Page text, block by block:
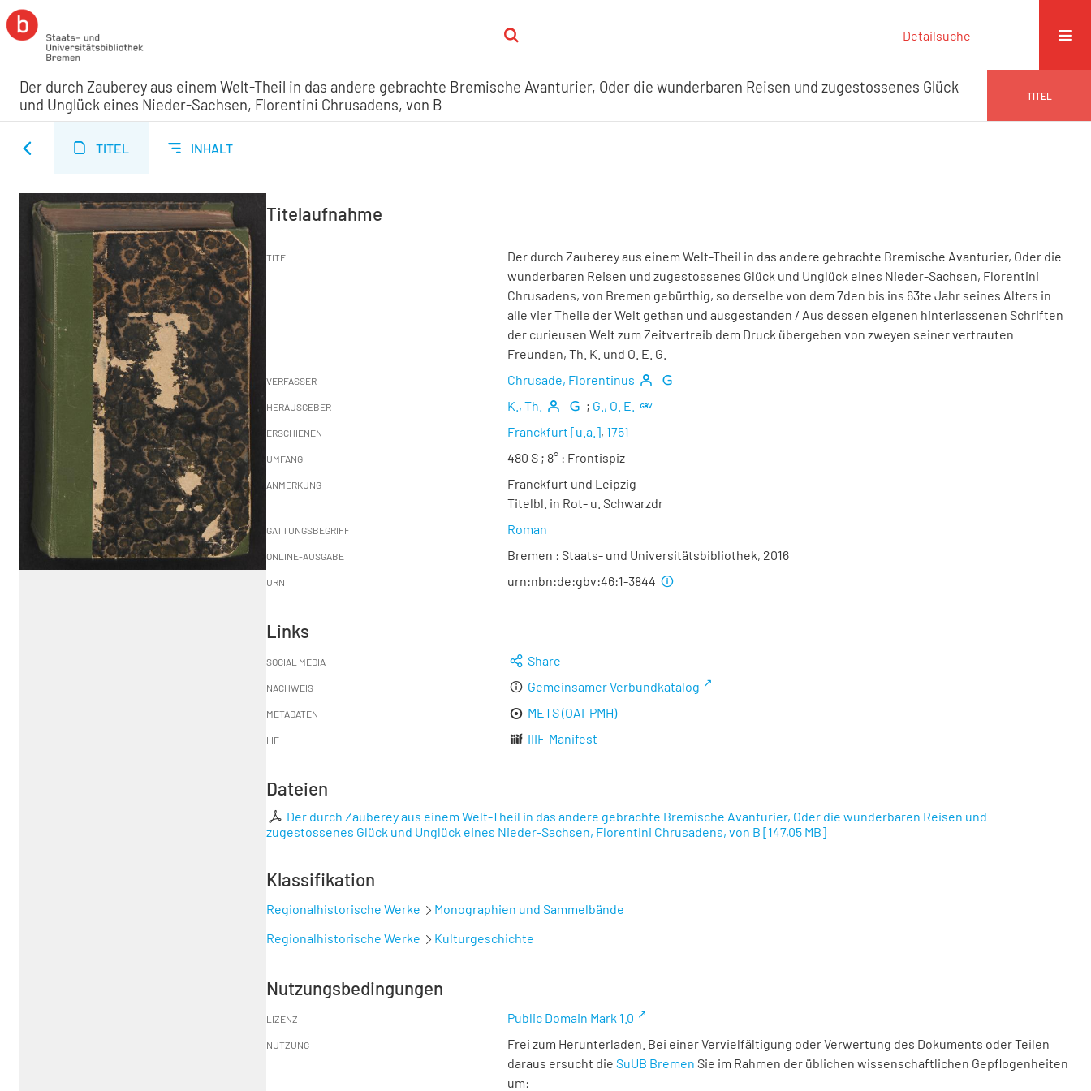
Detailsuche
Der durch Zauberey aus einem Welt-Theil in das andere gebrachte Bremische Avanturier, Oder die wunderbaren Reisen und zugestossenes Glück
und Unglück eines Nieder-Sachsen, Florentini Chrusadens, von B
TITEL
TITEL INHALT
Titelaufnahme
TITEL
Der durch Zauberey aus einem Welt-Theil in das andere gebrachte Bremische Avanturier, Oder die
wunderbaren Reisen und zugestossenes Glück und Unglück eines Nieder-Sachsen, Florentini
Chrusadens, von Bremen gebürthig, so derselbe von dem 7den bis ins 63te Jahr seines Alters in
alle vier Theile der Welt gethan und ausgestanden / Aus dessen eigenen hinterlassenen Schriften
der curieusen Welt zum Zeitvertreib dem Druck übergeben von zweyen seiner vertrauten
Freunden, Th. K. und O. E. G.
VERFASSER Chrusade, Florentinus
HERAUSGEBER K., Th. ; G., O. E.
ERSCHIENEN Franckfurt [u.a.], 1751
UMFANG 480 S ; 8° : Frontispiz
ANMERKUNG
Franckfurt und Leipzig
Titelbl. in Rot- u. Schwarzdr
GATTUNGSBEGRIFF Roman
ONLINE-AUSGABE Bremen : Staats- und Universitätsbibliothek, 2016
URN urn:nbn:de:gbv:46:1-3844
Links
SOCIAL MEDIA Share
NACHWEIS Gemeinsamer Verbundkatalog
METADATEN METS (OAI-PMH)
IIIF IIIF-Manifest
Dateien
Der durch Zauberey aus einem Welt-Theil in das andere gebrachte Bremische Avanturier, Oder die wunderbaren Reisen und
zugestossenes Glück und Unglück eines Nieder-Sachsen, Florentini Chrusadens, von B [147,05 MB]
Klassifikation
Regionalhistorische Werke
Monographien und Sammelbände
Regionalhistorische Werke
Kulturgeschichte
Nutzungsbedingungen
LIZENZ Public Domain Mark 1.0
NUTZUNG
Frei zum Herunterladen. Bei einer Vervielfältigung oder Verwertung des Dokuments oder Teilen
daraus ersucht die SuUB Bremen Sie im Rahmen der üblichen wissenschaftlichen Gepflogenheiten
um: